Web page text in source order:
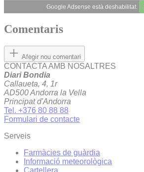
Google Adsense està deshabilitat.
Comentaris
Afegir nou comentari
CONTACTA AMB NOSALTRES
Diari Bondia
Callaueta, 4, 1r
AD500 Andorra la Vella
Principat d'Andorra
Tel. +376 80 88 88
Formulari de contacte
Serveis
Farmàcies de guàrdia
Informació meteorològica